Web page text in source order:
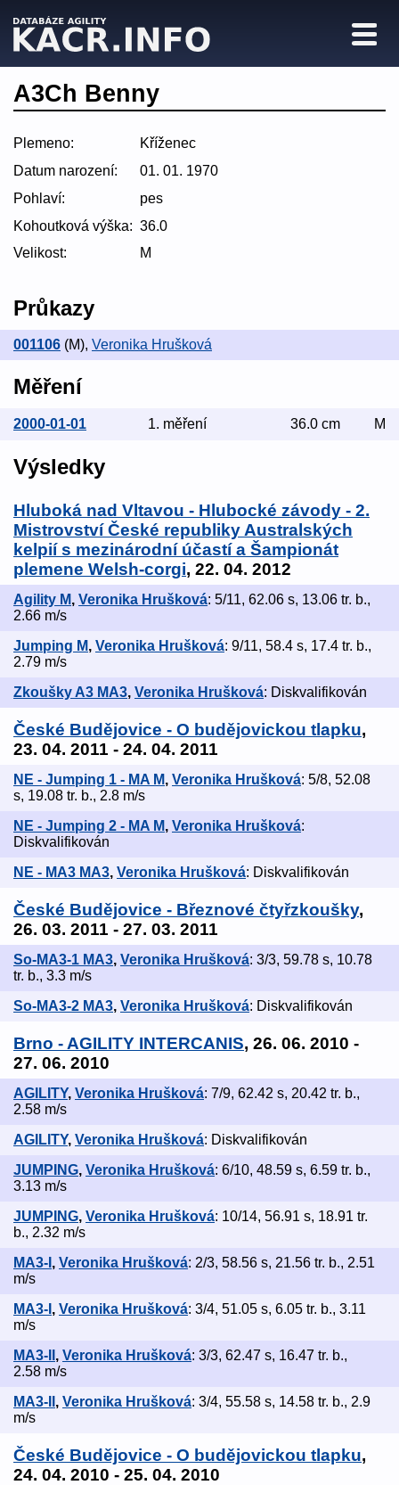
A3Ch Benny
Plemeno:
Kříženec
Datum narození:
01. 01. 1970
Pohlaví:
pes
Kohoutková výška: 36.0
Velikost:
M
Průkazy
001106 (M), Veronika Hrušková
Měření
2000-01-01 1. měření 36.0 cm M
Výsledky
Hluboká nad Vltavou - Hlubocké závody - 2.
Mistrovství České republiky Australských
kelpií s mezinárodní účastí a Šampionát
plemene Welsh-corgi, 22. 04. 2012
Agility M, Veronika Hrušková: 5/11, 62.06 s, 13.06 tr. b.,
2.66 m/s
Jumping M, Veronika Hrušková: 9/11, 58.4 s, 17.4 tr. b.,
2.79 m/s
Zkoušky A3 MA3, Veronika Hrušková: Diskvalifikován
České Budějovice - O budějovickou tlapku,
23. 04. 2011 - 24. 04. 2011
NE - Jumping 1 - MA M, Veronika Hrušková: 5/8, 52.08
s, 19.08 tr. b., 2.8 m/s
NE - Jumping 2 - MA M, Veronika Hrušková:
Diskvalifikován
NE - MA3 MA3, Veronika Hrušková: Diskvalifikován
České Budějovice - Březnové čtyřzkoušky,
26. 03. 2011 - 27. 03. 2011
So-MA3-1 MA3, Veronika Hrušková: 3/3, 59.78 s, 10.78
tr. b., 3.3 m/s
So-MA3-2 MA3, Veronika Hrušková: Diskvalifikován
Brno - AGILITY INTERCANIS, 26. 06. 2010 -
27. 06. 2010
AGILITY, Veronika Hrušková: 7/9, 62.42 s, 20.42 tr. b.,
2.58 m/s
AGILITY, Veronika Hrušková: Diskvalifikován
JUMPING, Veronika Hrušková: 6/10, 48.59 s, 6.59 tr. b.,
3.13 m/s
JUMPING, Veronika Hrušková: 10/14, 56.91 s, 18.91 tr.
b., 2.32 m/s
MA3-I , Veronika Hrušková: 2/3, 58.56 s, 21.56 tr. b., 2.51
m/s
MA3-I , Veronika Hrušková: 3/4, 51.05 s, 6.05 tr. b., 3.11
m/s
MA3-II , Veronika Hrušková: 3/3, 62.47 s, 16.47 tr. b.,
2.58 m/s
MA3-II , Veronika Hrušková: 3/4, 55.58 s, 14.58 tr. b., 2.9
m/s
České Budějovice - O budějovickou tlapku,
24. 04. 2010 - 25. 04. 2010